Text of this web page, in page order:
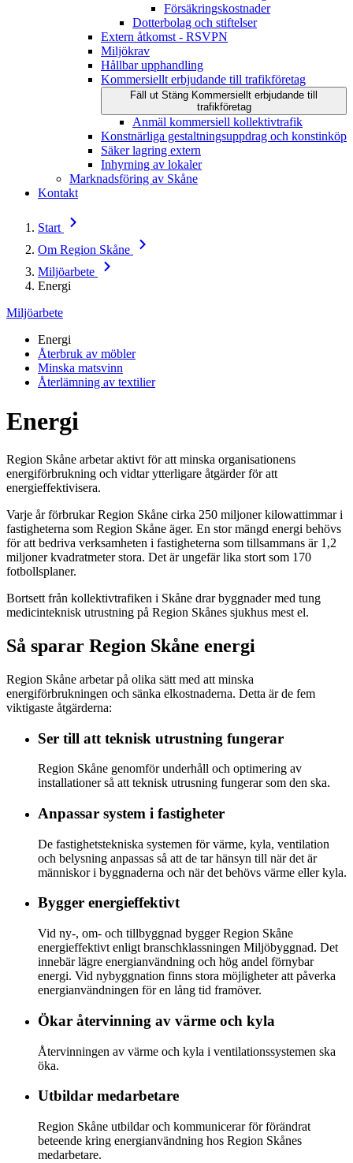
Försäkringskostnader
Dotterbolag och stiftelser
Extern åtkomst - RSVPN
Miljökrav
Hållbar upphandling
Kommersiellt erbjudande till trafikföretag
Fäll ut Stäng Kommersiellt erbjudande till
trafikföretag
Anmäl kommersiell kollektivtrafik
Konstnärliga gestaltningsuppdrag och konstinköp
Säker lagring extern
Inhyrning av lokaler
Marknadsföring av Skåne
Kontakt
Start
Om Region Skåne
Miljöarbete
Energi
Miljöarbete
Energi
Återbruk av möbler
Minska matsvinn
Återlämning av textilier
Energi
Region Skåne arbetar aktivt för att minska organisationens
energiförbrukning och vidtar ytterligare åtgärder för att
energieffektivisera.
Varje år förbrukar Region Skåne cirka 250 miljoner kilowattimmar i
fastigheterna som Region Skåne äger. En stor mängd energi behövs
för att bedriva verksamheten i fastigheterna som tillsammans är 1,2
miljoner kvadratmeter stora. Det är ungefär lika stort som 170
fotbollsplaner.
Bortsett från kollektivtrafiken i Skåne drar byggnader med tung
medicinteknisk utrustning på Region Skånes sjukhus mest el.
Så sparar Region Skåne energi
Region Skåne arbetar på olika sätt med att minska
energiförbrukningen och sänka elkostnaderna. Detta är de fem
viktigaste åtgärderna:
Ser till att teknisk utrustning fungerar
Region Skåne genomför underhåll och optimering av
installationer så att teknisk utrusning fungerar som den ska.
Anpassar system i fastigheter
De fastighetstekniska systemen för värme, kyla, ventilation
och belysning anpassas så att de tar hänsyn till när det är
människor i byggnaderna och när det behövs värme eller kyla.
Bygger energieffektivt
Vid ny-, om- och tillbyggnad bygger Region Skåne
energieffektivt enligt branschklassningen Miljöbyggnad. Det
innebär lägre energianvändning och hög andel förnybar
energi. Vid nybyggnation finns stora möjligheter att påverka
energianvändningen för en lång tid framöver.
Ökar återvinning av värme och kyla
Återvinningen av värme och kyla i ventilationssystemen ska
öka.
Utbildar medarbetare
Region Skåne utbildar och kommunicerar för förändrat
beteende kring energianvändning hos Region Skånes
medarbetare.